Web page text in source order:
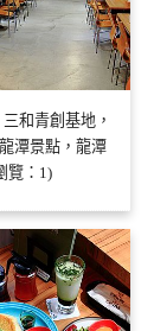
和青創基地，
潭景點，龍潭
覽：1)